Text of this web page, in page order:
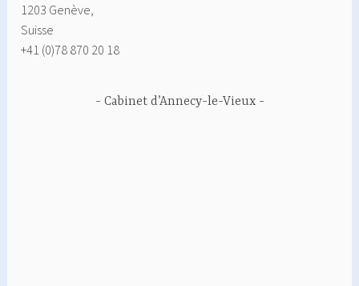
1203 Genève,
Suisse
+41 (0)78 870 20 18
Cabinet d’Annecy-le-Vieux